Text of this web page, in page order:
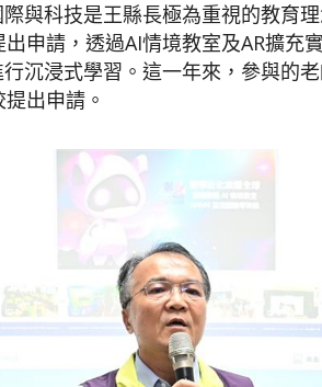
與科技是王縣長極為重視的教育
申請，透過AI情境教室及AR擴充
沉浸式學習。這一年來，參與的
出申請。